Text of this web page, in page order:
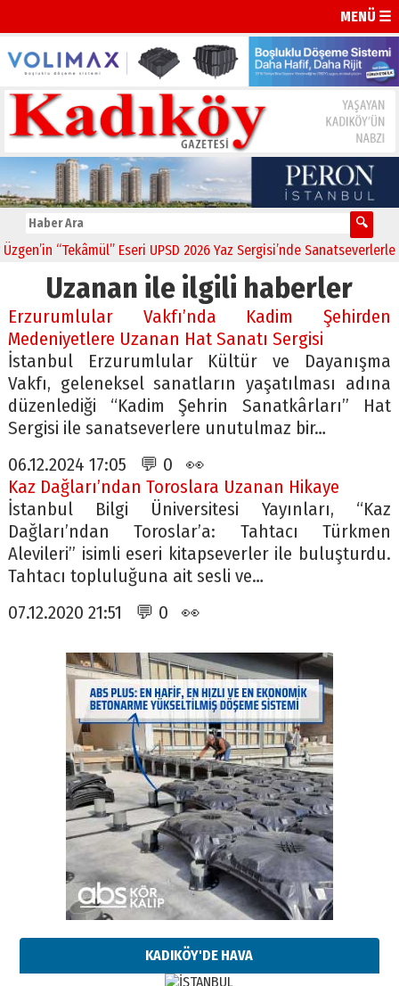
MENÜ ☰
“Tekâmül” Eseri UPSD 2026 Yaz Sergisi’nde Sanatseverlerle
Uzanan ile ilgili haberler
Erzurumlular Vakfı’nda Kadim Şehirden
Medeniyetlere Uzanan Hat Sanatı Sergisi
İstanbul Erzurumlular Kültür ve Dayanışma
Vakfı, geleneksel sanatların yaşatılması adına
düzenlediği “Kadim Şehrin Sanatkârları” Hat
Sergisi ile sanatseverlere unutulmaz bir…
06.12.2024 17:05 💬 0 👀
Kaz Dağları’ndan Toroslara Uzanan Hikaye
İstanbul Bilgi Üniversitesi Yayınları, “Kaz
Dağları’ndan Toroslar’a: Tahtacı Türkmen
Alevileri” isimli eseri kitapseverler ile buluşturdu.
Tahtacı topluluğuna ait sesli ve…
07.12.2020 21:51 💬 0 👀
KADIKÖY'DE HAVA